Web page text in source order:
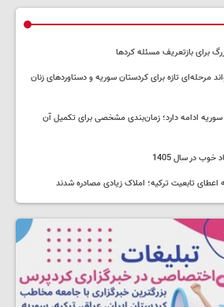
برای بازتعریف مسئله کردها
مرحله‌ای تازه برای کردستان سوریه و دستاوردهای زنان
سوریه ادامه دارد؛ زمان‌بندی مشخصی برای تکمیل آن
در سال 1405
تابعیت ترکیه؛ املاک زیادی مصادره شدند